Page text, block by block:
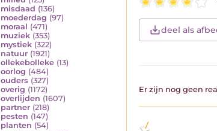
misdaad (136)
moederdag (97)
moraal (471)
muziek (353)
mystiek (322)
natuur (1921)
ollekebolleke (13)
oorlog (484)
ouders (327)
overig (1172)
overlijden (1607)
partner (218)
pesten (147)
planten (54)
deel als
Er zijn nog geen